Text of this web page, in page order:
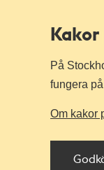
På
fungera
Om kakor